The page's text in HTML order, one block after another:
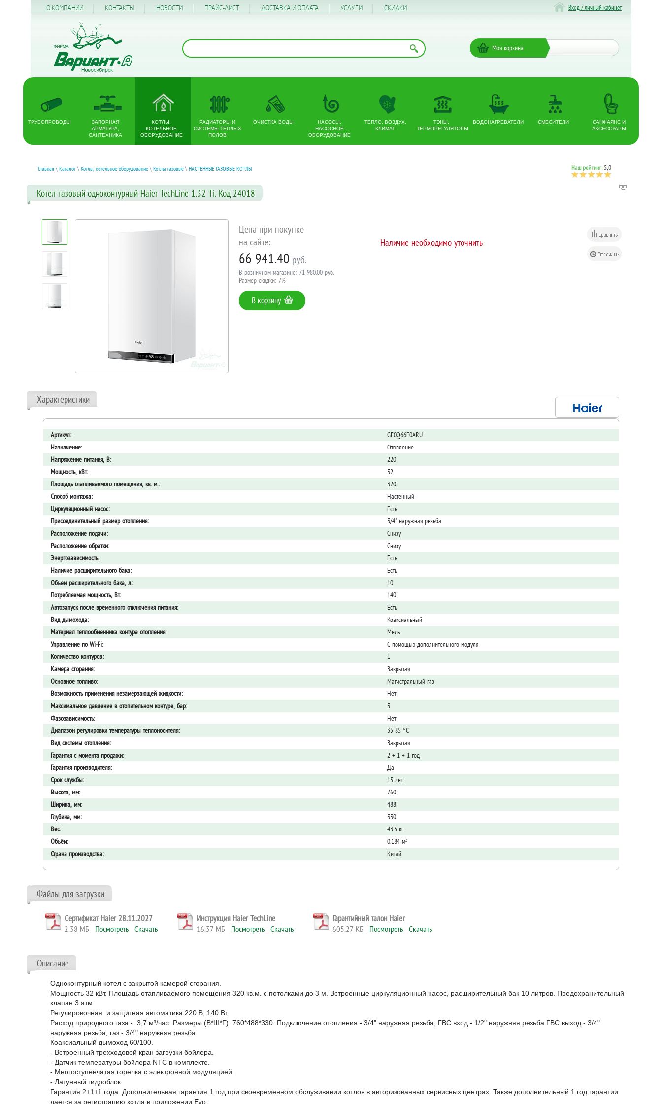
О КОМПАНИИ КОНТАКТЫ НОВОСТИ ПРАЙС-ЛИСТ ДОСТАВКА И ОПЛАТА УСЛУГИ CКИДКИ Вход / личный кабинет
Моя корзина
ТРУБОПРОВОДЫ
ЗАПОРНАЯ
АРМАТУРА,
САНТЕХНИКА
КОТЛЫ,
КОТЕЛЬНОЕ
ОБОРУДОВАНИЕ
РАДИАТОРЫ И
СИСТЕМЫ ТЕПЛЫХ
ПОЛОВ
ОЧИСТКА ВОДЫ
НАСОСЫ,
НАСОСНОЕ
ОБОРУДОВАНИЕ
ТЕПЛО, ВОЗДУХ,
КЛИМАТ
ТЭНЫ,
ТЕРМОРЕГУЛЯТОРЫ
ВОДОНАГРЕВАТЕЛИ СМЕСИТЕЛИ
САНФАЯНС И
АКСЕССУАРЫ
Главная \ Каталог \ Котлы, котельное оборудование \ Котлы газовые \ НАСТЕННЫЕ ГАЗОВЫЕ КОТЛЫ
Котел газовый одноконтурный Haier TechLine 1.32 Ti. Код 24018
Наличие необходимо уточнить
Цена при покупке
на сайте:
66 941.40 руб.
В розничном магазине: 71 980.00 руб.
Размер скидки: 7%
В корзину
Характеристики
Артикул:
GE0Q66E0ARU
Назначение:
Отопление
Напряжение питания, В:
220
Мощность, кВт:
32
Площадь отапливаемого помещения, кв. м.:
320
Способ монтажа:
Настенный
Циркуляционный насос:
Есть
Присоединительный размер отопления:
3/4" наружная резьба
Расположение подачи:
Снизу
Расположение обратки:
Снизу
Энергозависимость:
Есть
Наличие расширительного бака:
Есть
Объем расширительного бака, л.:
10
Потребляемая мощность, Вт:
140
Автозапуск после временного отключения питания:
Есть
Вид дымохода:
Коаксиальный
Материал теплообменника контура отопления:
Медь
Управление по Wi-Fi:
С помощью дополнительного модуля
Количество контуров:
1
Камера сгорания:
Закрытая
Основное топливо:
Магистральный газ
Возможность применения незамерзающей жидкости:
Нет
Максимальное давление в отопительном контуре, бар:
3
Фазозависимость:
Нет
Диапазон регулировки температуры теплоносителя:
35-85 °С
Вид системы отопления:
Закрытая
Гарантия с момента продажи:
2 + 1 + 1 год
Гарантия производителя:
Да
Срок службы:
15 лет
Высота, мм:
760
Ширина, мм:
488
Глубина, мм:
330
Вес:
43.5 кг
Объём:
0.184 м³
Страна производства:
Китай
Файлы для загрузки
Сертификат Haier 28.11.2027
2.38 МБ Посмотреть Скачать
Инструкция Haier TechLine
16.37 МБ Посмотреть Скачать
Гарантийный талон Haier
605.27 КБ Посмотреть Скачать
Описание
Одноконтурный котел с закрытой камерой сгорания.
Мощность 32 кВт. Площадь отапливаемого помещения 320 кв.м. с потолками до 3 м. Встроенные циркуляционный насос, расширительный бак 10 литров. Предохранительный
клапан 3 атм.
Регулировочная и защитная автоматика 220 В, 140 Вт.
Расход природного газа - 3,7 м³/час. Размеры (В*Ш*Г): 760*488*330. Подключение отопления - 3/4" наружняя резьба, ГВС вход - 1/2" наружняя резьба ГВС выход - 3/4"
наружняя резьба, газ - 3/4" наружняя резьба
Коаксиальный дымоход 60/100.
- Встроенный трехходовой кран загрузки бойлера.
- Датчик температуры бойлера NTC в комплекте.
- Многоступенчатая горелка с электронной модуляцией.
- Латунный гидроблок.
Гарантия 2+1+1 года. Дополнительная гарантия 1 год при своевременном обслуживании котлов в авторизованных сервисных центрах. Также дополнительный 1 год гарантии
дается за регистрацию котла в приложении Evo.